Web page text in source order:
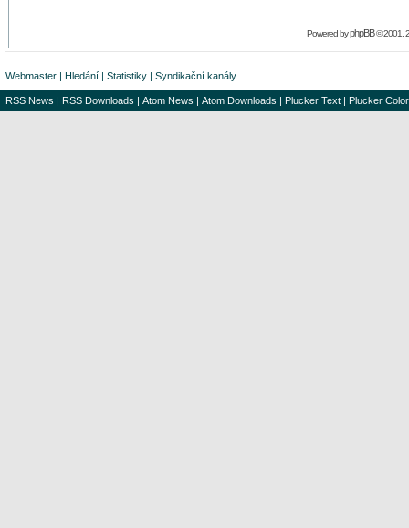
Powered byphpBB© 2001,
Webmaster | Hledání | Statistiky | Syndikační kanály
RSS News | RSS Downloads | Atom News | Atom Downloads | Plucker Text | Plucker Color